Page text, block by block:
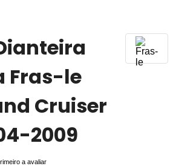
Fras-le
Cruiser
2009
a avaliar